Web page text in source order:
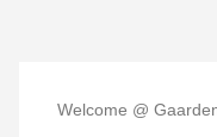
Welcome @